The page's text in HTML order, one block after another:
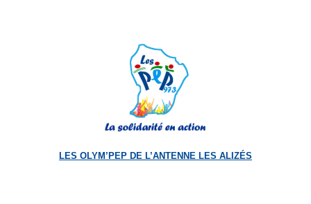
LES OLYM’PEP DE L’ANTENNE LES ALIZÉS